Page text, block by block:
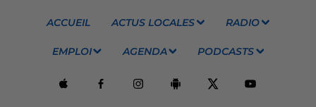
ACCUEIL ACTUS LOCALES RADIO
EMPLOI AGENDA PODCASTS